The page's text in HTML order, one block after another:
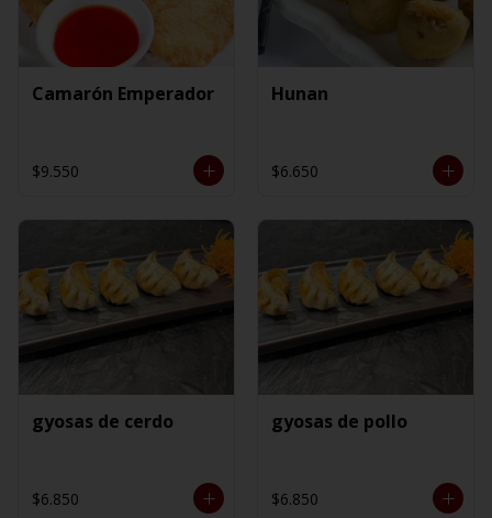
Camarón Emperador
$9.550
Hunan
$6.650
gyosas de cerdo
$6.850
gyosas de pollo
$6.850